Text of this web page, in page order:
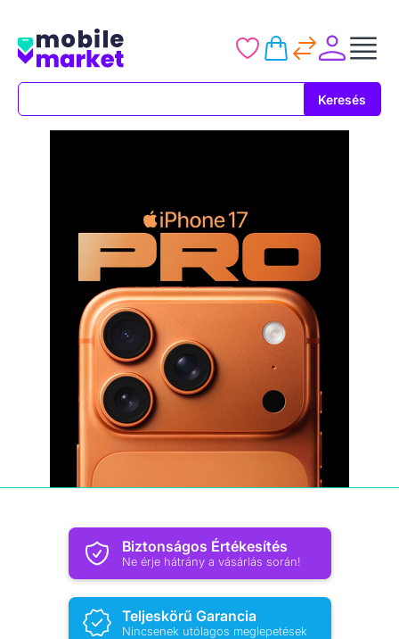
Keresés
Biztonságos Értékesítés
Ne érje hátrány a vásárlás során!
Teljeskörű Garancia
Nincsenek utólagos meglepetések